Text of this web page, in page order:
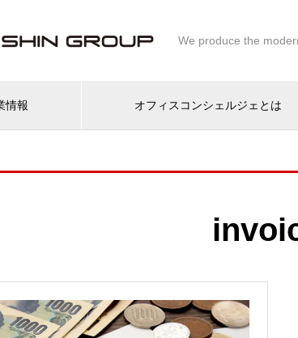
We produce the
情報 オフィスコンシェルジェとは